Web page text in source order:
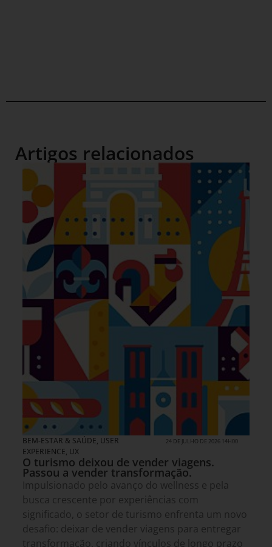
Artigos relacionados
BEM-ESTAR & SAÚDE, USER
EXPERIENCE, UX
24 DE JULHO DE 2026 14H00
O turismo deixou de vender viagens.
Passou a vender transformação.
Impulsionado pelo avanço do wellness e pela
busca crescente por experiências com
significado, o setor de turismo enfrenta um novo
desafio: deixar de vender viagens para entregar
transformação, criando vínculos de longo prazo